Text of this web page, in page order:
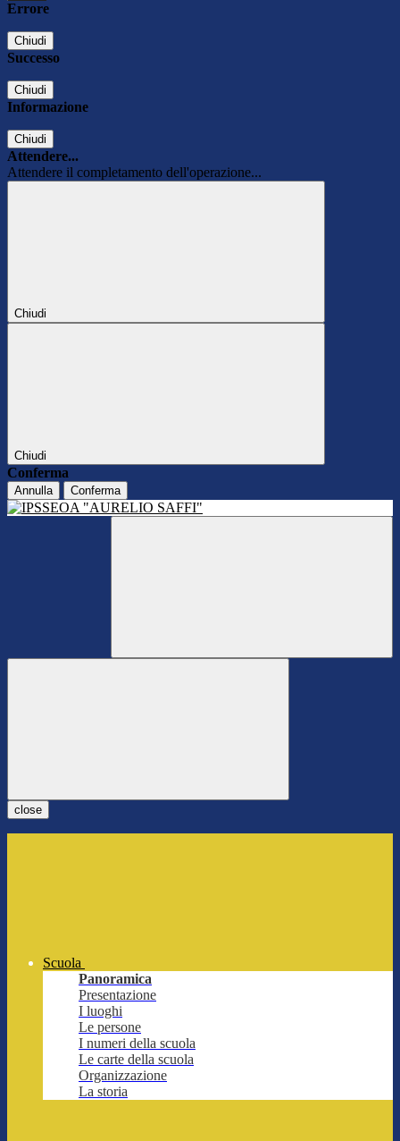
Errore
Chiudi
Successo
Chiudi
Informazione
Chiudi
Attendere...
Attendere il completamento dell'operazione...
Chiudi
Chiudi
Conferma
Annulla Conferma
close
Scuola
Panoramica
Presentazione
I luoghi
Le persone
I numeri della scuola
Le carte della scuola
Organizzazione
La storia